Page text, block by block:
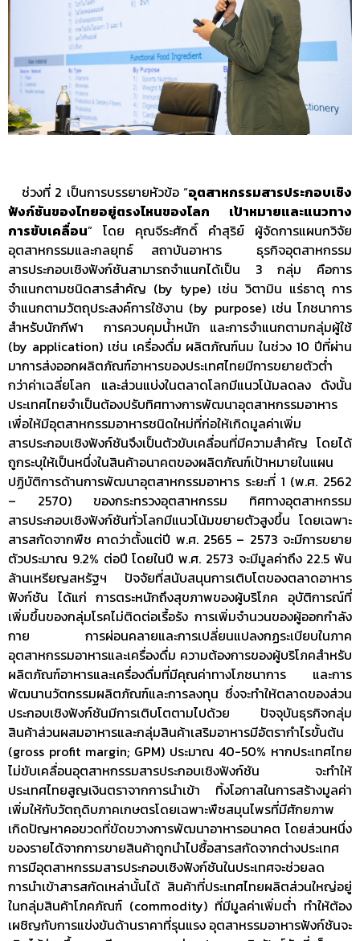
ช่วงที่ 2 เป็นการบรรยายหัวข้อ “อุตสาหกรรมสารประกอบเชิง
ฟังก์ชันของไทยอยู่ตรงไหนของโลก เป้าหมายและแนวทาง
การขับเคลื่อน” โดย คุณจีระศักดิ์ คำสุริย์ ผู้จัดการแผนกวิจัย
อุตสาหกรรมและกลยุทธ์ สถาบันอาหาร ธุรกิจอุตสาหกรรม
สารประกอบเชิงฟังก์ชันสามารถจำแนกได้เป็น 3 กลุ่ม คือการ
จำแนกตามชนิดสารสำคัญ (by type) เช่น วิตามิน แร่ธาตุ การ
จำแนกตามวัตถุประสงค์การใช้งาน (by purpose) เช่น โภชนาการ
สำหรับนักกีฬา การควบคุมน้ำหนัก และการจำแนกตามกลุ่มผู้ใช้
(by application) เช่น เครื่องดื่ม ผลิตภัณฑ์นม ในช่วง 10 ปีที่ผ่าน
มาการส่งออกผลิตภัณฑ์อาหารของประเทศไทยมีการขยายตัวต่ำ
กว่าค่าเฉลี่ยโลก และส่วนแบ่งในตลาดโลกมีแนวโน้มลดลง ดังนั้น
ประเทศไทยจำเป็นต้องปรับทิศทางการพัฒนาอุตสาหกรรมอาหาร
เพื่อให้มีอุตสาหกรรมอาหารชนิดใหม่ที่ก่อให้เกิดมูลค่าเพิ่ม
สารประกอบเชิงฟังก์ชันจึงเป็นตัวขับเคลื่อนที่มีความสำคัญ โดยได้
ถูกระบุให้เป็นหนึ่งในสินค้าอนาคตของผลิตภัณฑ์เป้าหมายในแผน
ปฏิบัติการด้านการพัฒนาอุตสาหกรรมอาหาร ระยะที่ 1 (พ.ศ. 2562
– 2570) ของกระทรวงอุตสาหกรรม ทิศทางอุตสาหกรรม
สารประกอบเชิงฟังก์ชันทั่วโลกมีแนวโน้มขยายตัวสูงขึ้น โดยเฉพาะ
สารสกัดจากพืช คาดว่าตั้งแต่ปี พ.ศ. 2565 – 2573 จะมีการขยาย
ตัวประมาณ 9.2% ต่อปี โดยในปี พ.ศ. 2573 จะมีมูลค่าถึง 22.5 พัน
ล้านเหรียญสหรัฐฯ ปัจจัยที่สนับสนุนการเติบโตของตลาดอาหาร
ฟังก์ชัน ได้แก่ การตระหนักถึงสุขภาพของผู้บริโภค อุบัติการณ์ที่
เพิ่มขึ้นของกลุ่มโรคไม่ติดต่อเรื้อรัง การเพิ่มจำนวนของผู้ออกกำลัง
กาย การผ่อนคลายและการเปลี่ยนแปลงกฏระเบียบในภาค
อุตสาหกรรมอาหารและเครื่องดื่ม ความต้องการของผู้บริโภคสำหรับ
ผลิตภัณฑ์อาหารและเครื่องดื่มที่มีคุณค่าทางโภชนาการ และการ
พัฒนานวัตกรรมผลิตภัณฑ์และการลงทุน ซึ่งจะทำให้ตลาดของส่วน
ประกอบเชิงฟังก์ชันมีการเติบโตตามไปด้วย ปัจจุบันธุรกิจกลุ่ม
สินค้าส่วนผสมอาหารและกลุ่มสินค้าเสริมอาหารมีอัตรากำไรขั้นต้น
(gross profit margin; GPM) ประมาณ 40-50% หากประเทศไทย
ไม่ขับเคลื่อนอุตสาหกรรมสารประกอบเชิงฟังก์ชัน จะทำให้
ประเทศไทยสูญเงินตราจากการนำเข้า ทิ้งโอกาสในการสร้างมูลค่า
เพิ่มให้กับวัตถุดิบภาคเกษตรโดยเฉพาะพืชสมุนไพรที่มีศักยภาพ
เกิดปัญหาคอขวดที่ขัดขวางการพัฒนาอาหารอนาคต โดยส่วนหนึ่ง
ของรายได้จากการขายสินค้าถูกนำไปซื้อสารสกัดจากต่างประเทศ
การมีอุตสาหกรรมสารประกอบเชิงฟังก์ชันในประเทศจะช่วยลด
การนำเข้าสารสกัดเหล่านั้นได้ สินค้าที่ประเทศไทยผลิตส่วนใหญ่อยู่
ในกลุ่มสินค้าโภคภัณฑ์ (commodity) ที่มีมูลค่าเพิ่มต่ำ ทำให้ต้อง
เผชิญกับการแข่งขันด้านราคาที่รุนแรง อุตสาหรรมอาหารฟังก์ชันจะ